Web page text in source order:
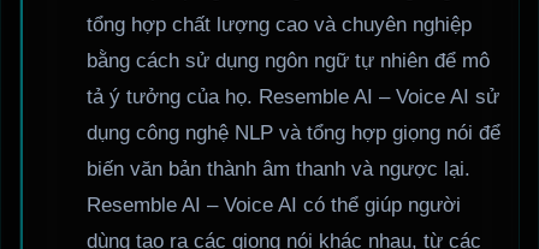
tổng hợp chất lượng cao và chuyên nghiệp
bằng cách sử dụng ngôn ngữ tự nhiên để mô
tả ý tưởng của họ. Resemble AI – Voice AI sử
dụng công nghệ NLP và tổng hợp giọng nói để
biến văn bản thành âm thanh và ngược lại.
Resemble AI – Voice AI có thể giúp người
dùng tạo ra các giọng nói khác nhau, từ các